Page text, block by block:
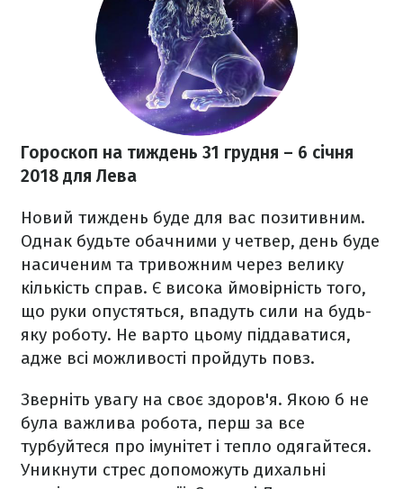
Гороскоп на тиждень 31 грудня – 6 січня
2018 для Лева
Новий тиждень буде для вас позитивним.
Однак будьте обачними у четвер, день буде
насиченим та тривожним через велику
кількість справ. Є висока ймовірність того,
що руки опустяться, впадуть сили на будь-
яку роботу. Не варто цьому піддаватися,
адже всі можливості пройдуть повз.
Зверніть увагу на своє здоров'я. Якою б не
була важлива робота, перш за все
турбуйтеся про імунітет і тепло одягайтеся.
Уникнути стрес допоможуть дихальні